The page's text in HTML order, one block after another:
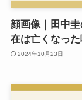
顔画像｜田中
在は亡くなった
2024年10月23日